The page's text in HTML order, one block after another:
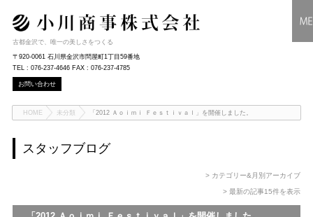
古都金沢で、唯一の美しさをつくる
〒920-0061 石川県金沢市問屋町1丁目59番地
TEL : 076-237-4646 FAX : 076-237-4785
お問い合わせ
HOME 未分類 「2012 Ａｏｉｍｉ Ｆｅｓｔｉｖａｌ」を開催しました。
スタッフブログ
> カテゴリー&月別アーカイブ
> 最新の記事15件を表示